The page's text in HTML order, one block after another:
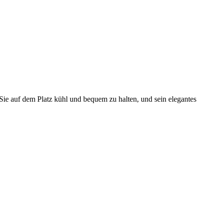
auf dem Platz kühl und bequem zu halten, und sein elegantes